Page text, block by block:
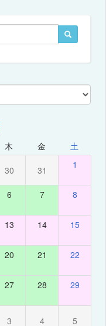
木 金 土
30 31 1
6 7 8
13 14 15
20 21 22
27 28 29
3 4 5